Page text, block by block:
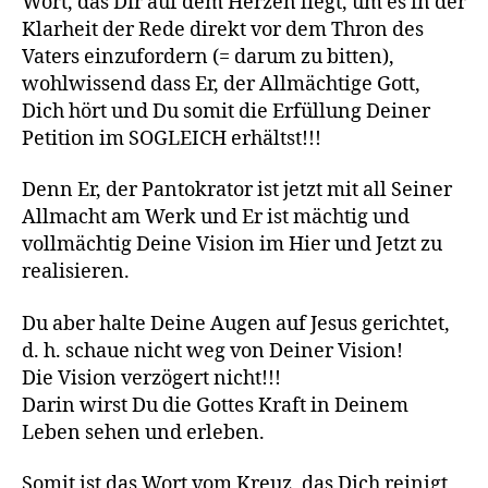
Klarheit der Rede direkt vor dem Thron des
Vaters einzufordern (= darum zu bitten),
wohlwissend dass Er, der Allmächtige Gott,
Dich hört und Du somit die Erfüllung Deiner
Petition im SOGLEICH erhältst!!!
Denn Er, der Pantokrator ist jetzt mit all Seiner
Allmacht am Werk und Er ist mächtig und
vollmächtig Deine Vision im Hier und Jetzt zu
realisieren.
Du aber halte Deine Augen auf Jesus gerichtet,
d. h. schaue nicht weg von Deiner Vision!
Die Vision verzögert nicht!!!
Darin wirst Du die Gottes Kraft in Deinem
Leben sehen und erleben.